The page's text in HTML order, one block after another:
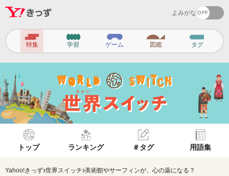
よみがな
ヘ
ッ
ー
ナ
ビ
シ
特集 学習 ゲーム 図鑑 タグ
トップ ランキング ＃タグ 用語集
Yahoo!きっず›世界スイッチ›美術館やサーフィンが、心の薬になる？